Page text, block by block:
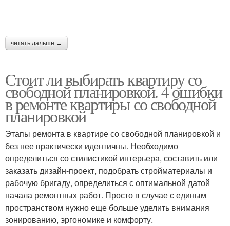
читать дальше →
Стоит ли выбирать квартиру со
свободной планировкой. 4 ошибки
в ремонте квартиры со свободной
планировкой
Этапы ремонта в квартире со свободной планировкой и
без нее практически идентичны. Необходимо
определиться со стилистикой интерьера, составить или
заказать дизайн-проект, подобрать стройматериалы и
рабочую бригаду, определиться с оптимальной датой
начала ремонтных работ. Просто в случае с единым
пространством нужно еще больше уделить внимания
зонированию, эргономике и комфорту.